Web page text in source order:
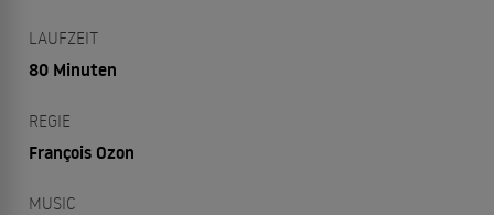
LAUFZEIT
80 Minuten
REGIE
François Ozon
MUSIC